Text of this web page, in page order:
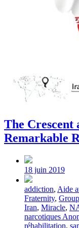
The Crescent
Remarkable
Post
date
18 juin 2019
Tagged
with
addiction, Aide
Fraternity,
Iran, Miracle,
narcotiques
réhabilitation,